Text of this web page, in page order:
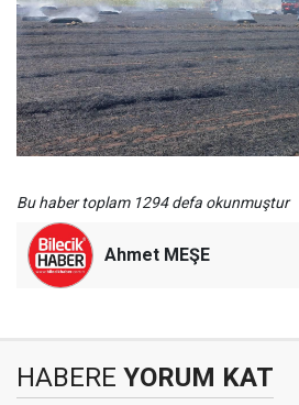
Bu haber toplam 1294 defa okunmuştur
Ahmet MEŞE
HABERE YORUM KAT